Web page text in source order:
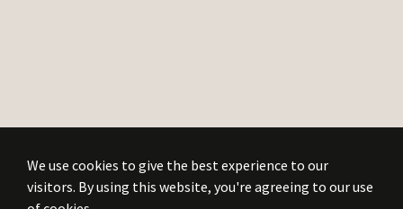
We use cookies to give the best experience to our
visitors. By using this website, you're agreeing to our use